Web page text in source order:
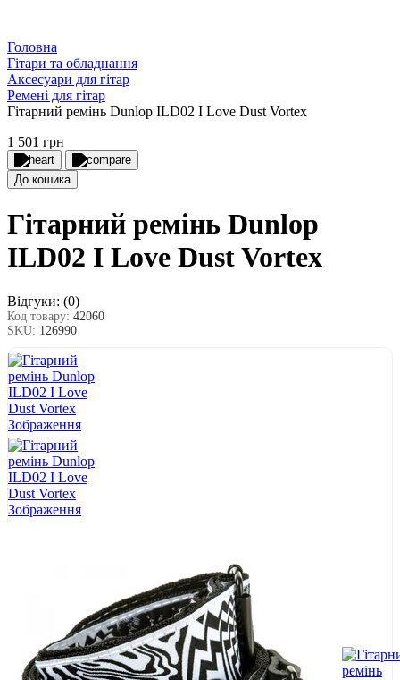
Головна
Гітари та обладнання
Аксесуари для гітар
Ремені для гітар
Гітарний ремінь Dunlop ILD02 I Love Dust Vortex
1 501 грн
До кошика
Гітарний ремінь Dunlop
ILD02 I Love Dust Vortex
Відгуки: (0)
Код товару: 42060
SKU: 126990